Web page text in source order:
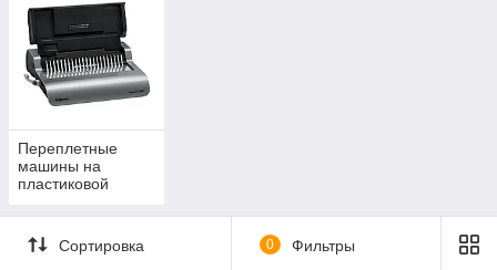
Переплетные
машины на
пластиковой
Сортировка 0 Фильтры